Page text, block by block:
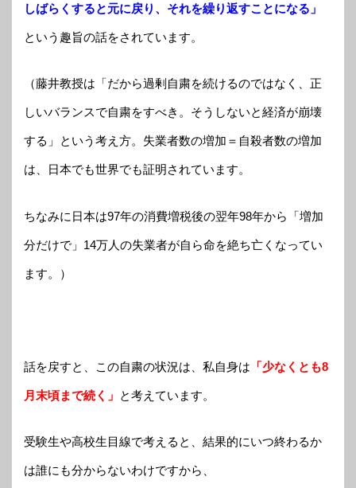
しばらくすると元に戻り、それを繰り返すことになる」
という趣旨の話をされています。
（藤井教授は「だから過剰自粛を続けるのではなく、正
しいバランスで自粛をすべき。そうしないと経済が崩壊
する」という考え方。失業者数の増加＝自殺者数の増加
は、日本でも世界でも証明されています。
ちなみに日本は97年の消費増税後の翌年98年から「増加
分だけで」14万人の失業者が自ら命を絶ち亡くなってい
ます。）
話を戻すと、この自粛の状況は、私自身は 「少なくとも8
月末頃まで続く」 と考えています。
受験生や高校生目線で考えると、結果的にいつ終わるか
は誰にも分からないわけですから、